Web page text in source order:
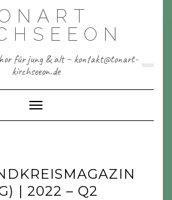
für jung & alt ~ kontakt@tonart-
kirchseeon.de
Toggle Navigation
| 2022 – Q2